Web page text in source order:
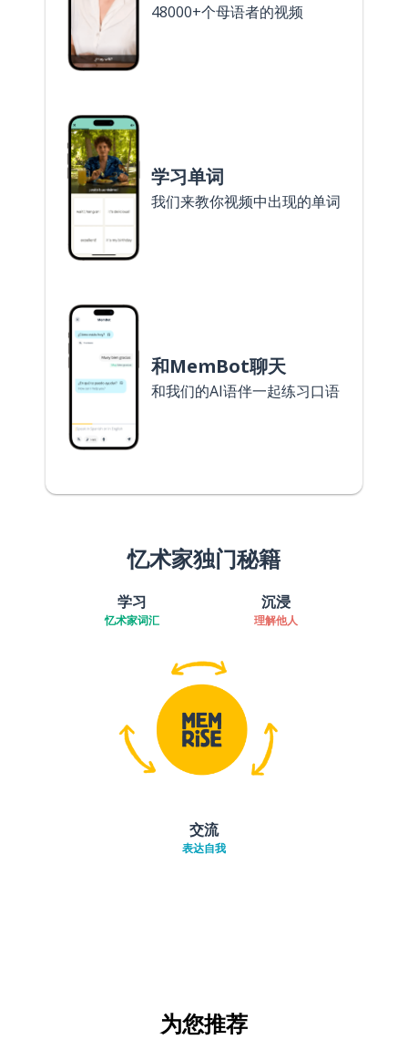
48000+个母语者的视频
学习单词
我们来教你视频中出现的单词
和MemBot聊天
和我们的AI语伴一起练习口语
忆术家独门秘籍
学习
忆术家词汇
沉浸
理解他人
交流
表达自我
为您推荐